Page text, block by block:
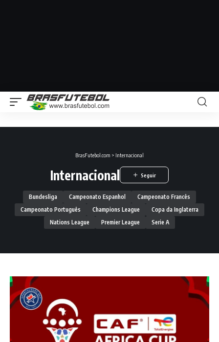
BrasFutebol.com > Internacional
Internacional
Bundesliga Campeonato Espanhol
Campeonato Francês
Campeonato Português
Champions League
Copa da Inglaterra
Nations League
Premier League Serie A